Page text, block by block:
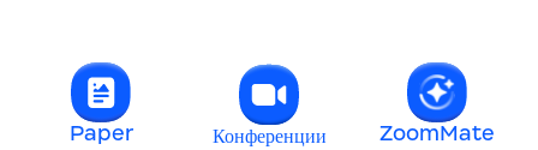
Paper Конференции ZoomMate